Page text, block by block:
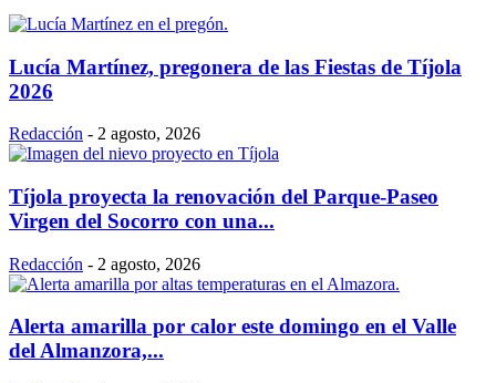
Lucía Martínez, pregonera de las Fiestas de Tíjola
2026
Redacción - 2 agosto, 2026
Tíjola proyecta la renovación del Parque-Paseo
Virgen del Socorro con una...
Redacción - 2 agosto, 2026
Alerta amarilla por calor este domingo en el Valle
del Almanzora,...